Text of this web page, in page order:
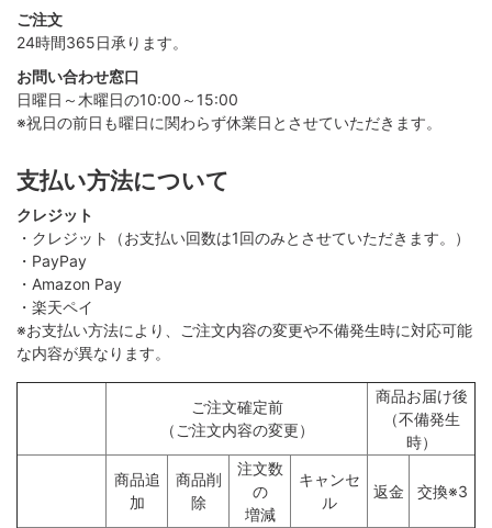
ご注文
24時間365日承ります。
お問い合わせ窓口
日曜日～木曜日の10:00～15:00
※祝日の前日も曜日に関わらず休業日とさせていただきます。
支払い方法について
クレジット
・クレジット（お支払い回数は1回のみとさせていただきます。）
・PayPay
・Amazon Pay
・楽天ペイ
※お支払い方法により、ご注文内容の変更や不備発生時に対応可能
な内容が異なります。
ご注文確定前
（ご注文内容の変更）
商品お届け後
（不備発生
時）
商品追
加
商品削
除
注文数
の
増減
キャンセ
ル
返金 交換※3